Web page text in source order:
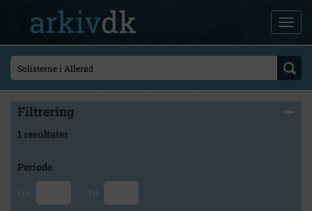
Filtrering
1 resultater
Periode
Fra Til